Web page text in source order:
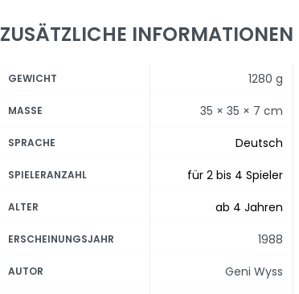
ZUSÄTZLICHE INFORMATIONEN
GEWICHT 1280 g
MASSE 35 × 35 × 7 cm
SPRACHE Deutsch
SPIELERANZAHL für 2 bis 4 Spieler
ALTER ab 4 Jahren
ERSCHEINUNGSJAHR 1988
AUTOR Geni Wyss